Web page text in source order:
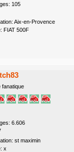
105
Aix-en-Provence
FIAT 500F
fanatique
6.606
st maximin
x